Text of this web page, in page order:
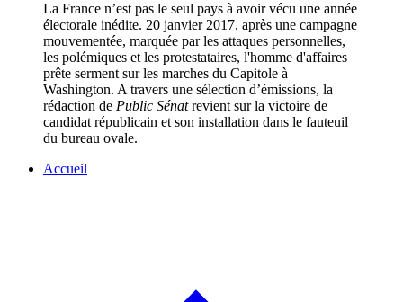
La France n’est pas le seul pays à avoir vécu une année
électorale inédite. 20 janvier 2017, après une campagne
mouvementée, marquée par les attaques personnelles,
les polémiques et les protestataires, l'homme d'affaires
prête serment sur les marches du Capitole à
Washington. A travers une sélection d’émissions, la
rédaction de Public Sénatrevient sur la victoire de
candidat républicain et son installation dans le fauteuil
du bureau ovale.
Accueil